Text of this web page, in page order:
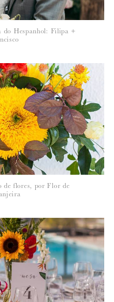
os seus dados, leia a nossa
do Hespanhol: Filipa +
de flores, por Flor de